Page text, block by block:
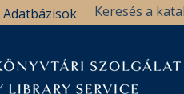
Adatbázisok